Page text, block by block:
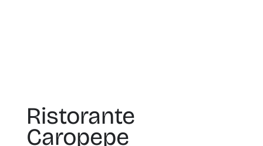
Ristorante
Caropepe